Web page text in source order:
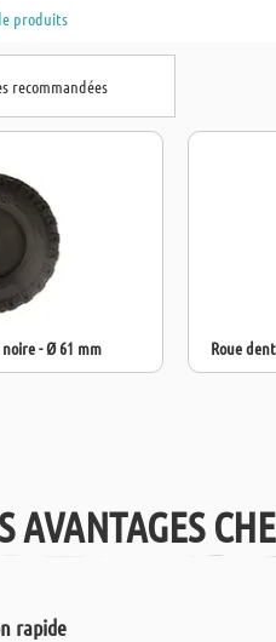
produits
recommandées
noire - Ø 61 mm Roue
AVANTAGES
rapide